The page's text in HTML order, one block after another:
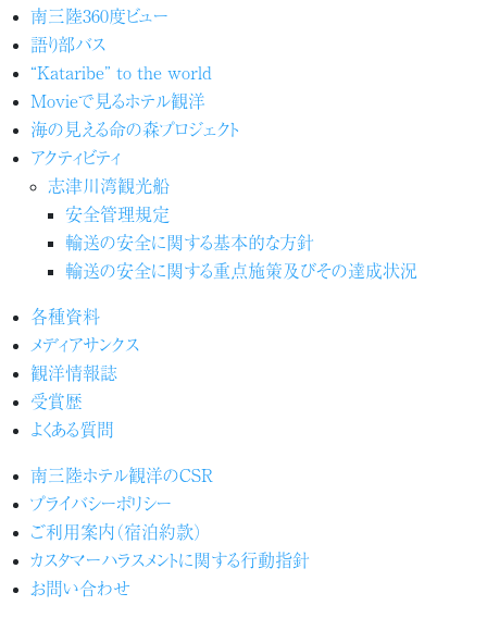
南三陸360度ビュー
語り部バス
“Kataribe” to the world
Movieで見るホテル観洋
海の見える命の森プロジェクト
アクティビティ
志津川湾観光船
安全管理規定
輸送の安全に関する基本的な方針
輸送の安全に関する重点施策及びその達成状況
各種資料
メディアサンクス
観洋情報誌
受賞歴
よくある質問
南三陸ホテル観洋のCSR
プライバシーポリシー
ご利用案内（宿泊約款）
カスタマーハラスメントに関する行動指針
お問い合わせ